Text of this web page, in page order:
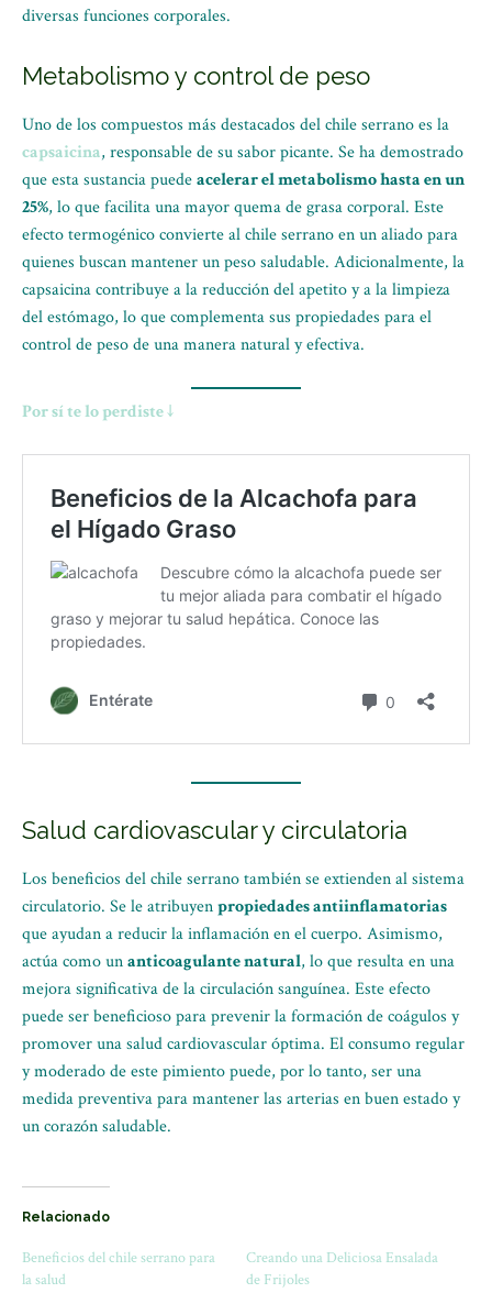
diversas funciones corporales.
Metabolismo y control de peso
Uno de los compuestos más destacados del chile serrano es la
capsaicina, responsable de su sabor picante. Se ha demostrado
que esta sustancia puedeacelerar el metabolismo hasta en un
25%, lo que facilita una mayor quema de grasa corporal. Este
efecto termogénico convierte al chile serrano en un aliado para
quienes buscan mantener un peso saludable. Adicionalmente, la
capsaicina contribuye a la reducción del apetito y a la limpieza
del estómago, lo que complementa sus propiedades para el
control de peso de una manera natural y efectiva.
Por sí te lo perdiste ↓
Salud cardiovascular y circulatoria
Los beneficios del chile serrano también se extienden al sistema
circulatorio. Se le atribuyenpropiedades antiinflamatorias
que ayudan a reducir la inflamación en el cuerpo. Asimismo,
actúa como unanticoagulante natural, lo que resulta en una
mejora significativa de la circulación sanguínea. Este efecto
puede ser beneficioso para prevenir la formación de coágulos y
promover una salud cardiovascular óptima. El consumo regular
y moderado de este pimiento puede, por lo tanto, ser una
medida preventiva para mantener las arterias en buen estado y
un corazón saludable.
Relacionado
Beneficios del chile serrano para
la salud
Creando una Deliciosa Ensalada
de Frijoles